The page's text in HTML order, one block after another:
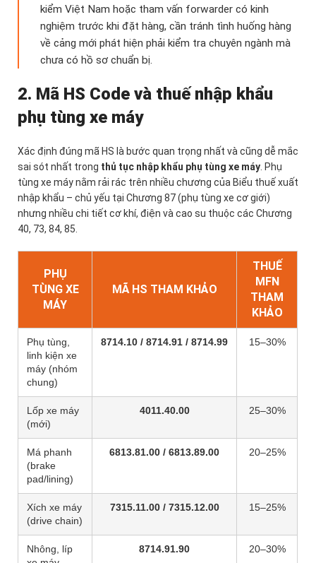
kiểm Việt Nam hoặc tham vấn forwarder có kinh
nghiệm trước khi đặt hàng, cần tránh tình huống hàng
về cảng mới phát hiện phải kiểm tra chuyên ngành mà
chưa có hồ sơ chuẩn bị.
2. Mã HS Code và thuế nhập khẩu
phụ tùng xe máy
Xác định đúng mã HS là bước quan trọng nhất và cũng dễ mắc
sai sót nhất trong thủ tục nhập khẩu phụ tùng xe máy. Phụ
tùng xe máy nằm rải rác trên nhiều chương của Biểu thuế xuất
nhập khẩu – chủ yếu tại Chương 87 (phụ tùng xe cơ giới)
nhưng nhiều chi tiết cơ khí, điện và cao su thuộc các Chương
40, 73, 84, 85.
PHỤ
TÙNG XE
MÁY
MÃ HS THAM KHẢO
THUẾ
MFN
THAM
KHẢO
Phụ tùng,
linh kiện xe
máy (nhóm
chung)
8714.10 / 8714.91 / 8714.99 15–30%
Lốp xe máy
(mới)
4011.40.00 25–30%
Má phanh
(brake
pad/lining)
6813.81.00 / 6813.89.00 20–25%
Xích xe máy
(drive chain)
7315.11.00 / 7315.12.00 15–25%
Nhông, líp
8714.91.90 20–30%